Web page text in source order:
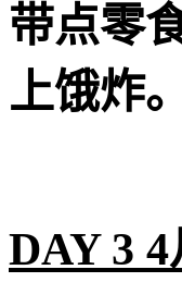
带点零
上饿炸。
DAY 3